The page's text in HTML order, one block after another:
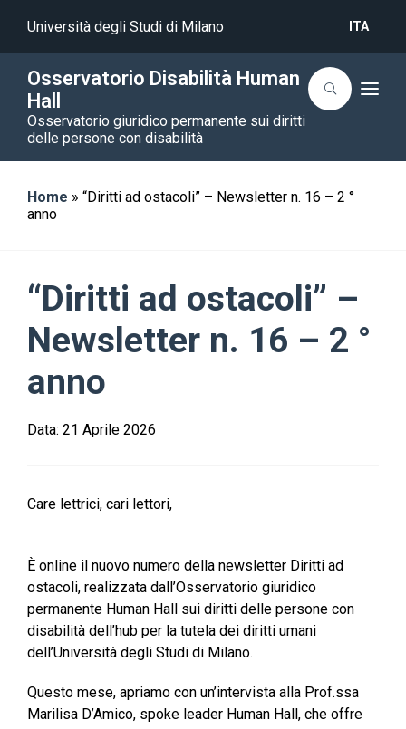
Università degli Studi di Milano ITA
Osservatorio Disabilità Human
Hall
Osservatorio giuridico permanente sui diritti
delle persone con disabilità
T
e
Home » “Diritti ad ostacoli” – Newsletter n. 16 – 2 °
anno
“Diritti ad ostacoli” –
Newsletter n. 16 – 2 °
anno
Data: 21 Aprile 2026
Care lettrici, cari lettori,
È online il nuovo numero della newsletter Diritti ad
ostacoli, realizzata dall’Osservatorio giuridico
permanente Human Hall sui diritti delle persone con
disabilità dell’hub per la tutela dei diritti umani
dell’Università degli Studi di Milano.
Questo mese, apriamo con un’intervista alla Prof.ssa
Marilisa D’Amico, spoke leader Human Hall, che offre